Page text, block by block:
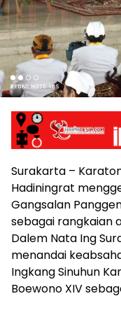
Surakarta –
Hadiningrat
Gangsalan
sebagai rangkaian
Dalem Nata Ing
menandai
Ingkang Sinuhun
Boewono XIV